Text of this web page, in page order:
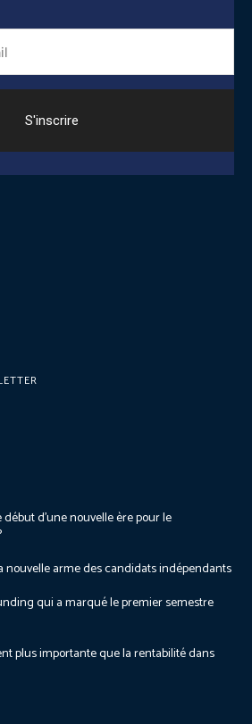
d’une nouvelle ère pour le
arme des candidats indépendants
qui a marqué le premier semestre
plus importante que la rentabilité dans